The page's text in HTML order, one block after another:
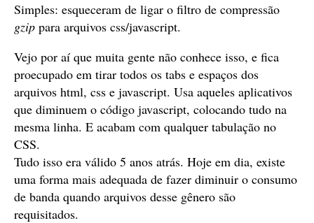
Simples: esqueceram de ligar o filtro de compressão
gzip para arquivos css/javascript.
Vejo por aí que muita gente não conhece isso, e fica
proecupado em tirar todos os tabs e espaços dos
arquivos html, css e javascript. Usa aqueles aplicativos
que diminuem o código javascript, colocando tudo na
mesma linha. E acabam com qualquer tabulação no
CSS.
Tudo isso era válido 5 anos atrás. Hoje em dia, existe
uma forma mais adequada de fazer diminuir o consumo
de banda quando arquivos desse gênero são
requisitados.